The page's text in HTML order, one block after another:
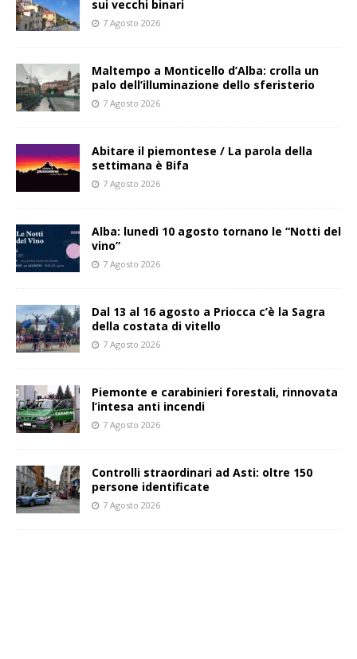
sui vecchi binari
7 Agosto 2026
Maltempo a Monticello d’Alba: crolla un
palo dell’illuminazione dello sferisterio
7 Agosto 2026
Abitare il piemontese / La parola della
settimana è Bifa
7 Agosto 2026
Alba: lunedì 10 agosto tornano le “Notti del
vino”
7 Agosto 2026
Dal 13 al 16 agosto a Priocca c’è la Sagra
della costata di vitello
7 Agosto 2026
Piemonte e carabinieri forestali, rinnovata
l’intesa anti incendi
7 Agosto 2026
Controlli straordinari ad Asti: oltre 150
persone identificate
7 Agosto 2026